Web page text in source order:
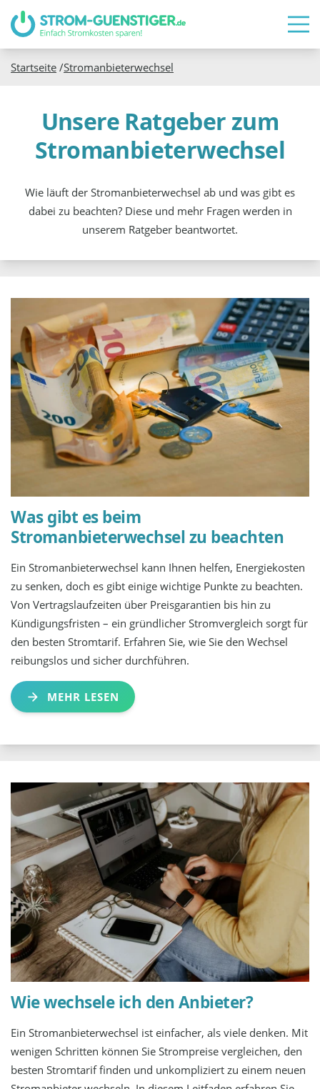
Startseite /Stromanbieterwechsel
Unsere Ratgeber zum
Stromanbieterwechsel
Wie läuft der Stromanbieterwechsel ab und was gibt es
dabei zu beachten? Diese und mehr Fragen werden in
unserem Ratgeber beantwortet.
Was gibt es beim
Stromanbieterwechsel zu beachten
Ein Stromanbieterwechsel kann Ihnen helfen, Energiekosten
zu senken, doch es gibt einige wichtige Punkte zu beachten.
Von Vertragslaufzeiten über Preisgarantien bis hin zu
Kündigungsfristen – ein gründlicher Stromvergleich sorgt für
den besten Stromtarif. Erfahren Sie, wie Sie den Wechsel
reibungslos und sicher durchführen.
MEHR LESEN
Wie wechsele ich den Anbieter?
Ein Stromanbieterwechsel ist einfacher, als viele denken. Mit
wenigen Schritten können Sie Strompreise vergleichen, den
besten Stromtarif finden und unkompliziert zu einem neuen